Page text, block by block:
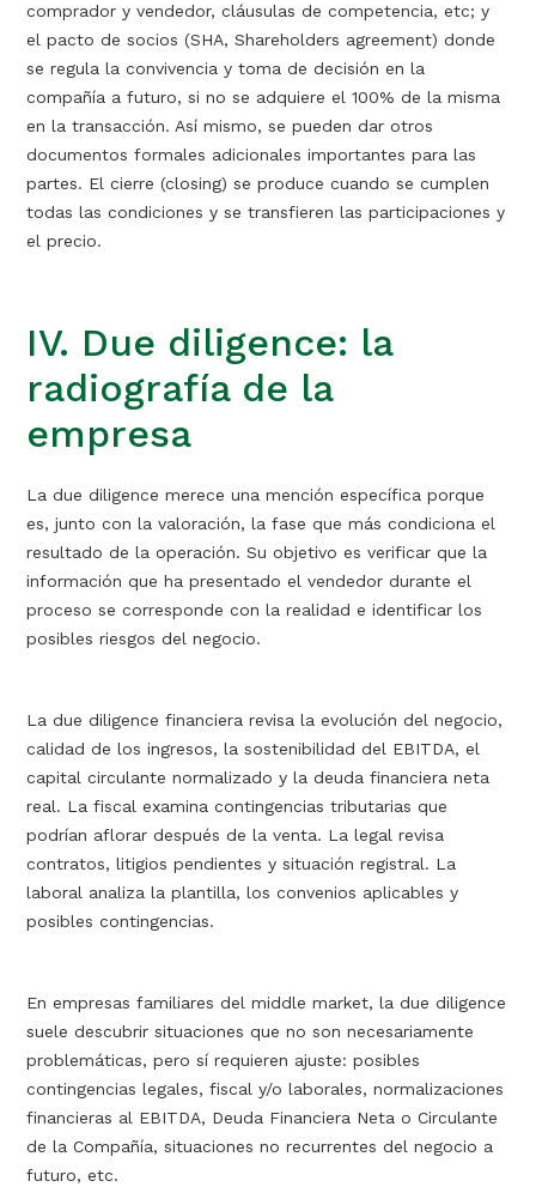
comprador y vendedor, cláusulas de competencia, etc; y
el pacto de socios (SHA, Shareholders agreement) donde
se regula la convivencia y toma de decisión en la
compañía a futuro, si no se adquiere el 100% de la misma
en la transacción. Así mismo, se pueden dar otros
documentos formales adicionales importantes para las
partes. El cierre (closing) se produce cuando se cumplen
todas las condiciones y se transfieren las participaciones y
el precio.
IV. Due diligence: la
radiografía de la
empresa
La due diligence merece una mención específica porque
es, junto con la valoración, la fase que más condiciona el
resultado de la operación. Su objetivo es verificar que la
información que ha presentado el vendedor durante el
proceso se corresponde con la realidad e identificar los
posibles riesgos del negocio.
La due diligence financiera revisa la evolución del negocio,
calidad de los ingresos, la sostenibilidad del EBITDA, el
capital circulante normalizado y la deuda financiera neta
real. La fiscal examina contingencias tributarias que
podrían aflorar después de la venta. La legal revisa
contratos, litigios pendientes y situación registral. La
laboral analiza la plantilla, los convenios aplicables y
posibles contingencias.
En empresas familiares del middle market, la due diligence
suele descubrir situaciones que no son necesariamente
problemáticas, pero sí requieren ajuste: posibles
contingencias legales, fiscal y/o laborales, normalizaciones
financieras al EBITDA, Deuda Financiera Neta o Circulante
de la Compañía, situaciones no recurrentes del negocio a
futuro, etc.